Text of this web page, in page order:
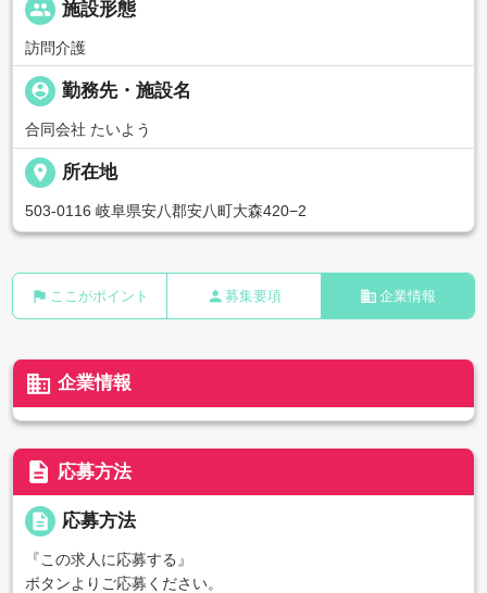
people 施設形態
訪問介護
person_pin 勤務先・施設名
合同会社 たいよう
place 所在地
503-0116 岐阜県安八郡安八町大森420−2
flag ここがポイント person 募集要項 business 企業情報
business 企業情報
description 応募方法
description 応募方法
『この求人に応募する』
ボタンよりご応募ください。